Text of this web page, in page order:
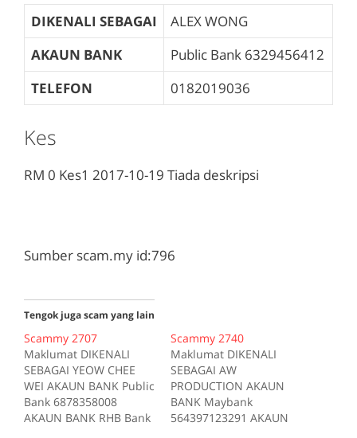
DIKENALI SEBAGAI
ALEX WONG
AKAUN BANK
Public Bank 6329456412
TELEFON
0182019036
Kes
RM 0 Kes1 2017-10-19 Tiada deskripsi
Sumber scam.my id:796
Tengok juga scam yang lain
Scammy 2707
Maklumat DIKENALI
SEBAGAI YEOW CHEE
WEI AKAUN BANK Public
Bank 6878358008
AKAUN BANK RHB Bank
Scammy 2740
Maklumat DIKENALI
SEBAGAI AW
PRODUCTION AKAUN
BANK Maybank
564397123291 AKAUN